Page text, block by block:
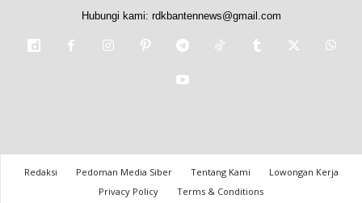
Hubungi kami: rdkbantennews@gmail.com
Redaksi Pedoman Media Siber Tentang Kami
Lowongan Kerja
Privacy Policy
Terms & Conditions